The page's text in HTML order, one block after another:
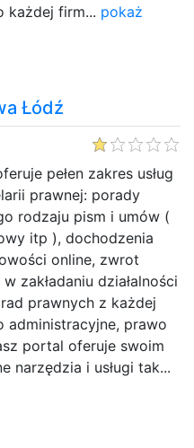
każdej firm... pokaż
Łódź
pełen zakres usług
prawnej: porady
rodzaju pism i umów (
itp ), dochodzenia
online, zwrot
zakładaniu działalności
prawnych z każdej
administracyjne, prawo
portal oferuje swoim
narzędzia i usługi tak...